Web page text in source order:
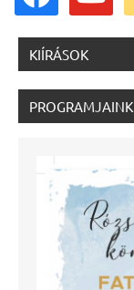
KIÍRÁSOK
PROGRAMJAINK